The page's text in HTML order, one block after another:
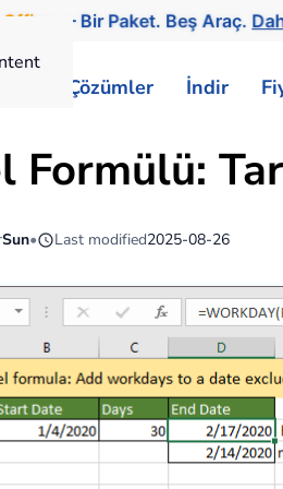
Office — Bir Paket. Beş Araç.
Çözümler İndir
Formülü:
Sun• Last modified2025-08-26